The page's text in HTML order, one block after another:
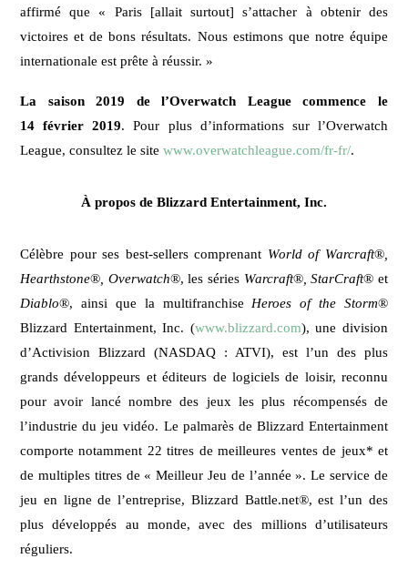
affirmé que « Paris [allait surtout] s’attacher à obtenir des
victoires et de bons résultats. Nous estimons que notre équipe
internationale est prête à réussir. »
La saison 2019 de l’Overwatch League commence le
14 février 2019. Pour plus d’informations sur l’Overwatch
League, consultez le site www.overwatchleague.com/fr-fr/.
À propos de Blizzard Entertainment, Inc.
Célèbre pour ses best-sellers comprenant World of Warcraft®
Hearthstone® , Overwatch®, les séries Warcraft®, StarCraft® et
Diablo®, ainsi que la multifranchise Heroes of the Storm®
Blizzard Entertainment, Inc. (www.blizzard.com), une division
d’Activision Blizzard (NASDAQ : ATVI), est l’un des plus
grands développeurs et éditeurs de logiciels de loisir, reconnu
pour avoir lancé nombre des jeux les plus récompensés de
l’industrie du jeu vidéo. Le palmarès de Blizzard Entertainment
comporte notamment 22 titres de meilleures ventes de jeux* et
de multiples titres de « Meilleur Jeu de l’année ». Le service de
jeu en ligne de l’entreprise, Blizzard Battle.net®, est l’un des
plus développés au monde, avec des millions d’utilisateurs
réguliers.